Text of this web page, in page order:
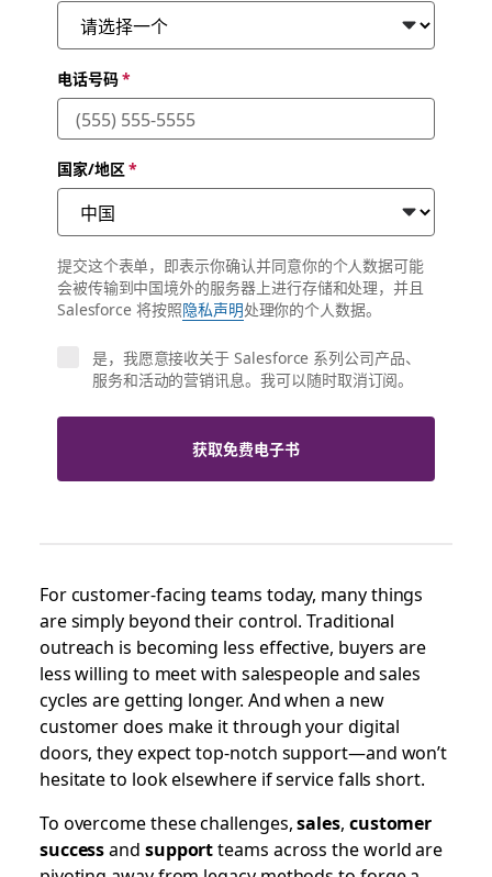
电话号码*
国家/地区 *
提交这个表单，即表示你确认并同意你的个人数据可能
会被传输到中国境外的服务器上进行存储和处理，并且
Salesforce 将按照隐私声明处理你的个人数据。
是，我愿意接收关于 Salesforce 系列公司产品、
服务和活动的营销讯息。我可以随时取消订阅。
获取免费电子书
For customer-facing teams today, many things
are simply beyond their control. Traditional
outreach is becoming less effective, buyers are
less willing to meet with salespeople and sales
cycles are getting longer. And when a new
customer does make it through your digital
doors, they expect top-notch support—and won’t
hesitate to look elsewhere if service falls short.
To overcome these challenges,sales, customer
successand supportteams across the world are